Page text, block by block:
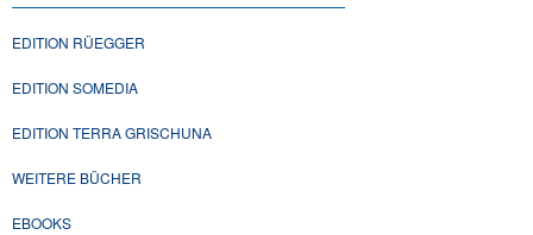
EDITION RÜEGGER
EDITION SOMEDIA
EDITION TERRA GRISCHUNA
WEITERE BÜCHER
EBOOKS